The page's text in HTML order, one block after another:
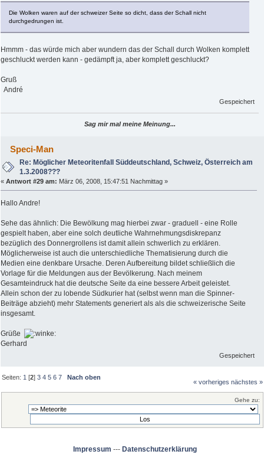
Die Wolken waren auf der schweizer Seite so dicht, dass der Schall nicht
durchgedrungen ist.
Hmmm - das würde mich aber wundern das der Schall durch Wolken komplett
geschluckt werden kann - gedämpft ja, aber komplett geschluckt?
Gruß
André
Gespeichert
Sag mir mal meine Meinung...
Speci-Man
Re: Möglicher Meteoritenfall Süddeutschland, Schweiz, Österreich am
1.3.2008???
« Antwort #29 am: März 06, 2008, 15:47:51 Nachmittag »
Hallo Andre!
Sehe das ähnlich: Die Bewölkung mag hierbei zwar - graduell - eine Rolle
gespielt haben, aber eine solch deutliche Wahrnehmungsdiskrepanz
bezüglich des Donnergrollens ist damit allein schwerlich zu erklären.
Möglicherweise ist auch die unterschiedliche Thematisierung durch die
Medien eine denkbare Ursache. Deren Aufbereitung bildet schließlich die
Vorlage für die Meldungen aus der Bevölkerung. Nach meinem
Gesamteindruck hat die deutsche Seite da eine bessere Arbeit geleistet.
Allein schon der zu lobende Südkurier hat (selbst wenn man die Spinner-
Beiträge abzieht) mehr Statements generiert als als die schweizerische Seite
insgesamt.
Grüße
Gerhard
Gespeichert
Seiten: 1 [2]3 4 5 6 7 Nach oben
« vorheriges nächstes »
Gehe zu:
Impressum --- Datenschutzerklärung